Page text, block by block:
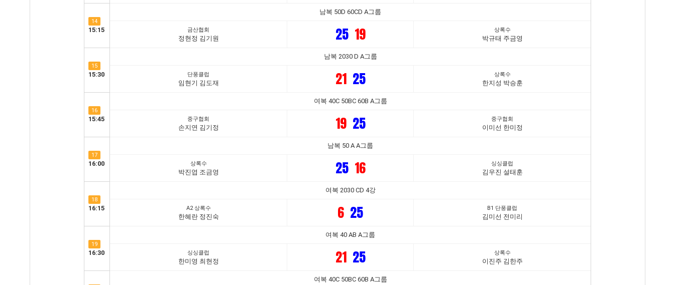
14
15:15
남복 50D 60CD A그룹
금산협회
정현정 김기원 25 19 상록수
박규태 주금영
15
15:30
남복 2030 D A그룹
단풍클럽
임현기 김도재 21 25 상록수
한지성 박승훈
16
15:45
여복 40C 50BC 60B A그룹
중구협회
손지연 김기정 19 25 중구협회
이미선 한미정
17
16:00
남복 50 A A그룹
상록수
박진엽 조금영 25 16 싱싱클럽
김우진 설태훈
18
16:15
여복 2030 CD 4강
A2 상록수
한혜란 정진숙 6 25 B1 단풍클럽
김미선 전미리
19
16:30
여복 40 AB A그룹
싱싱클럽
한미영 최현정 21 25 상록수
이진주 김한주
여복 40C 50BC 60B A그룹